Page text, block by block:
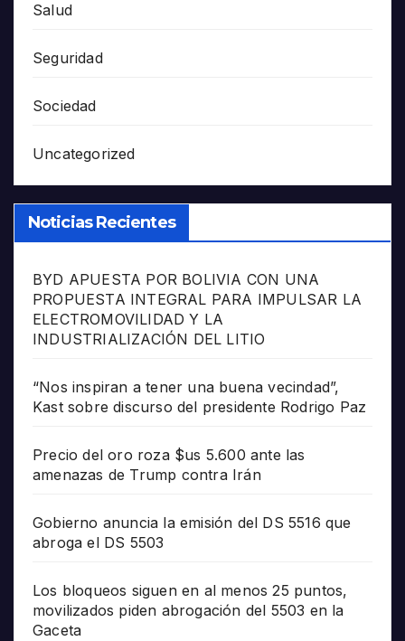
Salud
Seguridad
Sociedad
Uncategorized
Noticias Recientes
BYD APUESTA POR BOLIVIA CON UNA
PROPUESTA INTEGRAL PARA IMPULSAR LA
ELECTROMOVILIDAD Y LA
INDUSTRIALIZACIÓN DEL LITIO
“Nos inspiran a tener una buena vecindad”,
Kast sobre discurso del presidente Rodrigo Paz
Precio del oro roza $us 5.600 ante las
amenazas de Trump contra Irán
Gobierno anuncia la emisión del DS 5516 que
abroga el DS 5503
Los bloqueos siguen en al menos 25 puntos,
movilizados piden abrogación del 5503 en la
Gaceta